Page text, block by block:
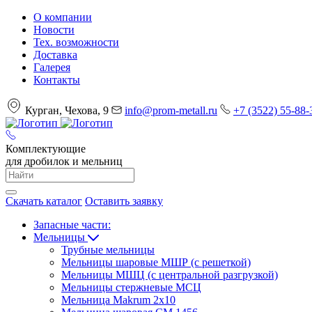
О компании
Новости
Тех. возможности
Доставка
Галерея
Контакты
Курган, Чехова, 9 info@prom-metall.ru +7 (3522) 55-88-
Комплектующие
для дробилок и мельниц
Скачать каталог Оставить заявку
Запасные части:
Мельницы
Трубные мельницы
Мельницы шаровые МШР (с решеткой)
Мельницы МШЦ (с центральной разгрузкой)
Мельницы стержневые МСЦ
Мельница Makrum 2х10